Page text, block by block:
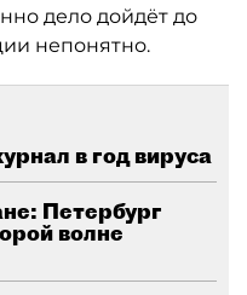
дело дойдёт до
непонятно.
в год вируса
Петербург
волне